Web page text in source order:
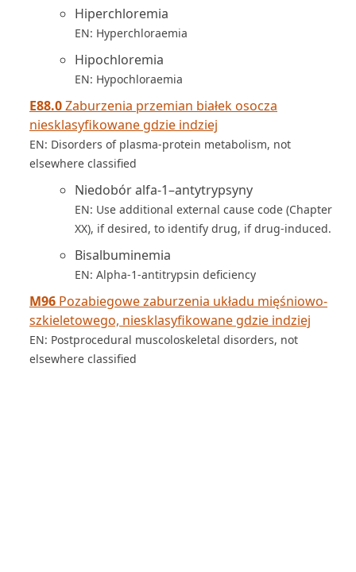
Hiperchloremia
EN: Hyperchloraemia
Hipochloremia
EN: Hypochloraemia
E88.0Zaburzenia przemian białek osocza
niesklasyfikowane gdzie indziej
EN: Disorders of plasma-protein metabolism, not
elsewhere classified
Niedobór alfa-1–antytrypsyny
EN: Use additional external cause code (Chapter
XX), if desired, to identify drug, if drug-induced.
Bisalbuminemia
EN: Alpha-1-antitrypsin deficiency
M96 Pozabiegowe zaburzenia układu mięśniowo-
szkieletowego, niesklasyfikowane gdzie indziej
EN: Postprocedural muscoloskeletal disorders, not
elsewhere classified